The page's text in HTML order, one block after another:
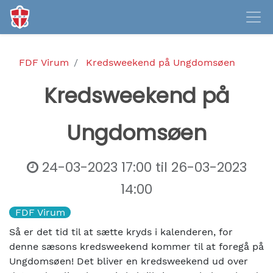
FDF Virum Kredsweekend på Ungdomsøen
Kredsweekend på
Ungdomsøen
24-03-2023 17:00 til 26-03-2023
14:00
FDF Virum
Så er det tid til at sætte kryds i kalenderen, for
denne sæsons kredsweekend kommer til at foregå på
Ungdomsøen! Det bliver en kredsweekend ud over